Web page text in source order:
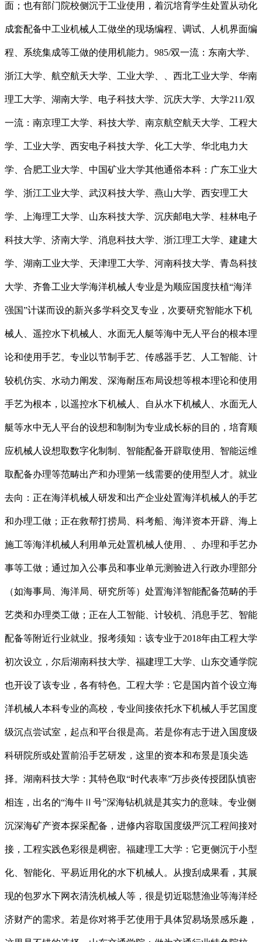
面；也有部门院校侧沉于工业使用，着沉培育学生处置从动化
成套配备中工业机械人工做坐的现场编程、调试、人机界面编
程、系统集成等工做的使用机能力。985/双一流：东南大学、
浙江大学、航空航天大学、工业大学、、西北工业大学、华南
理工大学、湖南大学、电子科技大学、沉庆大学、大学211/双
一流：南京理工大学、科技大学、南京航空航天大学、工程大
学、工业大学、西安电子科技大学、化工大学、华北电力大
学、合肥工业大学、中国矿业大学其他通俗本科：广东工业大
学、浙江工业大学、武汉科技大学、燕山大学、西安理工大
学、上海理工大学、山东科技大学、沉庆邮电大学、桂林电子
科技大学、济南大学、消息科技大学、浙江理工大学、建建大
学、湖南工业大学、天津理工大学、河南科技大学、青岛科技
大学、齐鲁工业大学海洋机械人专业是为顺应国度扶植“海洋
强国”计谋而设的新兴多学科交叉专业，次要研究智能水下机
械人、遥控水下机械人、水面无人艇等海中无人平台的根本理
论和使用手艺。专业以节制手艺、传感器手艺、人工智能、计
较机仿实、水动力阐发、深海耐压布局设想等根本理论和使用
手艺为根本，以遥控水下机械人、自从水下机械人、水面无人
艇等水中无人平台的设想和制制为专业成长标的目的，培育顺
应机械人设想取数字化制制、智能配备开辟取使用、智能运维
取配备办理等范畴出产和办理第一线需要的使用型人才。就业
去向：正在海洋机械人研发和出产企业处置海洋机械人的手艺
和办理工做；正在救帮打捞局、科考船、海洋资本开辟、海上
施工等海洋机械人利用单元处置机械人使用、、办理和手艺办
事等工做；通过加入公事员和事业单元测验进入行政办理部分
（如海事局、海洋局、研究所等）处置海洋智能配备范畴的手
艺类和办理类工做；正在人工智能、计较机、消息手艺、智能
配备等附近行业就业。报考须知：该专业于2018年由工程大学
初次设立，尔后湖南科技大学、福建理工大学、山东交通学院
也开设了该专业，各有特色。工程大学：它是国内首个设立海
洋机械人本科专业的高校，专业间接依托水下机械人手艺国度
级沉点尝试室，起点和平台很是高。若是你有志于进入国度级
科研院所或处置前沿手艺研发，这里的资本和布景是顶尖选
择。湖南科技大学：其特色取“时代表率”万步炎传授团队慎密
相连，出名的“海牛Ⅱ号”深海钻机就是其实力的意味。专业侧
沉深海矿产资本探采配备，进修内容取国度级严沉工程间接对
接，工程实践色彩很是稠密。福建理工大学：它更侧沉于小型
化、智能化、平易近用化的水下机械人。从搜刮成果看，其展
现的包罗水下网衣清洗机械人等，很是切近聪慧渔业等海洋经
济财产的需求。若是你对将手艺使用于具体贸易场景感乐趣，